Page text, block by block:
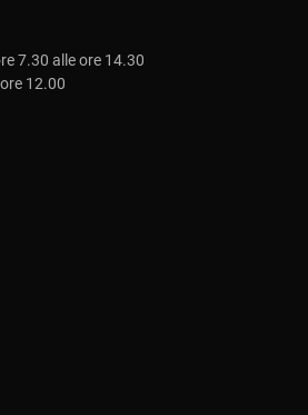
7.30 alle ore 14.30
12.00